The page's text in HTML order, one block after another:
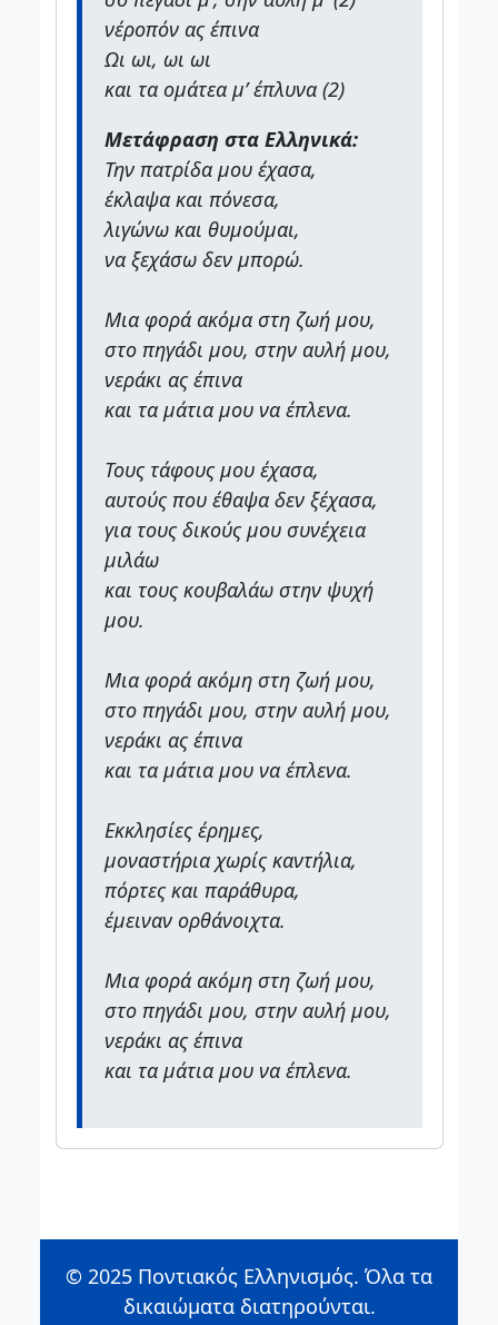
νέροπόν ας έπινα
Ωι ωι, ωι ωι
και τα ομάτεα μ’ έπλυνα (2)
Μετάφραση στα Ελληνικά:
Την πατρίδα μου έχασα,
έκλαψα και πόνεσα,
λιγώνω και θυμούμαι,
να ξεχάσω δεν μπορώ.
Μια φορά ακόμα στη ζωή μου,
στο πηγάδι μου, στην αυλή μου,
νεράκι ας έπινα
και τα μάτια μου να έπλενα.
Τους τάφους μου έχασα,
αυτούς που έθαψα δεν ξέχασα,
για τους δικούς μου συνέχεια
μιλάω
και τους κουβαλάω στην ψυχή
μου.
Μια φορά ακόμη στη ζωή μου,
στο πηγάδι μου, στην αυλή μου,
νεράκι ας έπινα
και τα μάτια μου να έπλενα.
Εκκλησίες έρημες,
μοναστήρια χωρίς καντήλια,
πόρτες και παράθυρα,
έμειναν ορθάνοιχτα.
Μια φορά ακόμη στη ζωή μου,
στο πηγάδι μου, στην αυλή μου,
νεράκι ας έπινα
και τα μάτια μου να έπλενα.
© 2025 Ποντιακός Ελληνισμός. Όλα τα
δικαιώματα διατηρούνται.